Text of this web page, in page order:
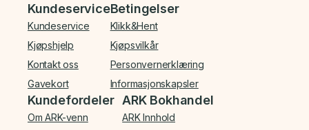
Bunnmeny
Kundeservice
Kundeservice
Kjøpshjelp
Kontakt oss
Gavekort
Betingelser
Klikk&Hent
Kjøpsvilkår
Personvernerklæring
Informasjonskapsler
Kundefordeler
Om ARK-venn
ARK Bokhandel
ARK Innhold